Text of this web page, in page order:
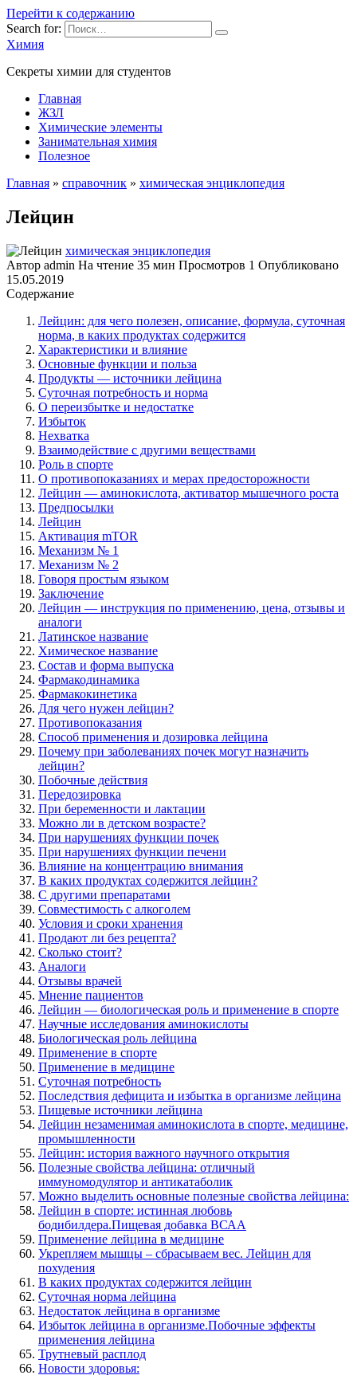
Перейти к содержанию
Search for:
Химия
Секреты химии для студентов
Главная
ЖЗЛ
Химические элементы
Занимательная химия
Полезное
Главная » справочник » химическая энциклопедия
Лейцин
химическая энциклопедия
Автор admin На чтение 35 мин Просмотров 1 Опубликовано
15.05.2019
Содержание
Лейцин: для чего полезен, описание, формула, суточная
норма, в каких продуктах содержится
Характеристики и влияние
Основные функции и польза
Продукты — источники лейцина
Суточная потребность и норма
О переизбытке и недостатке
Избыток
Нехватка
Взаимодействие с другими веществами
Роль в спорте
О противопоказаниях и мерах предосторожности
Лейцин — аминокислота, активатор мышечного роста
Предпосылки
Лейцин
Активация mTOR
Механизм № 1
Механизм № 2
Говоря простым языком
Заключение
Лейцин — инструкция по применению, цена, отзывы и
аналоги
Латинское название
Химическое название
Состав и форма выпуска
Фармакодинамика
Фармакокинетика
Для чего нужен лейцин?
Противопоказания
Способ применения и дозировка лейцина
Почему при заболеваниях почек могут назначить
лейцин?
Побочные действия
Передозировка
При беременности и лактации
Можно ли в детском возрасте?
При нарушениях функции почек
При нарушениях функции печени
Влияние на концентрацию внимания
В каких продуктах содержится лейцин?
С другими препаратами
Совместимость с алкоголем
Условия и сроки хранения
Продают ли без рецепта?
Сколько стоит?
Аналоги
Отзывы врачей
Мнение пациентов
Лейцин — биологическая роль и применение в спорте
Научные исследования аминокислоты
Биологическая роль лейцина
Применение в спорте
Применение в медицине
Суточная потребность
Последствия дефицита и избытка в организме лейцина
Пищевые источники лейцина
Лейцин незаменимая аминокислота в спорте, медицине,
промышленности
Лейцин: история важного научного открытия
Полезные свойства лейцина: отличный
иммуномодулятор и антикатаболик
Можно выделить основные полезные свойства лейцина:
Лейцин в спорте: истинная любовь
бодибилдера.Пищевая добавка ВСАА
Применение лейцина в медицине
Укрепляем мышцы – сбрасываем вес. Лейцин для
похудения
В каких продуктах содержится лейцин
Суточная норма лейцина
Недостаток лейцина в организме
Избыток лейцина в организме.Побочные эффекты
применения лейцина
Трутневый расплод
Новости здоровья: